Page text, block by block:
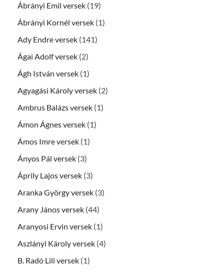
Ábrányi Emil versek (19)
Ábrányi Kornél versek (1)
Ady Endre versek (141)
Ágai Adolf versek (2)
Ágh István versek (1)
Agyagási Károly versek (2)
Ambrus Balázs versek (1)
Ámon Ágnes versek (1)
Ámos Imre versek (1)
Ányos Pál versek (3)
Áprily Lajos versek (3)
Aranka György versek (3)
Arany János versek (44)
Aranyosi Ervin versek (1)
Aszlányi Károly versek (4)
B. Radó Lili versek (1)